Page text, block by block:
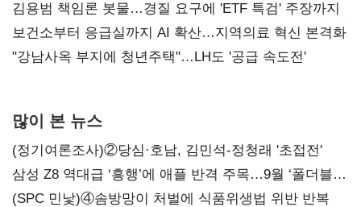
김용범 책임론 봇물…경질 요구에 'ETF 특검' 주장까지
보건소부터 응급실까지 AI 확산…지역의료 혁신 본격화
"강남사옥 부지에 청년주택"…LH도 '공급 속도전'
많이 본 뉴스
(정기여론조사)②당심·호남, 김민석-정청래 '초접전'
삼성 Z8 역대급 ‘흥행’에 애플 반격 주목…9월 ‘폴더블
대전’
(SPC 민낯)④솜방망이 처벌에 식품위생법 위반 반복